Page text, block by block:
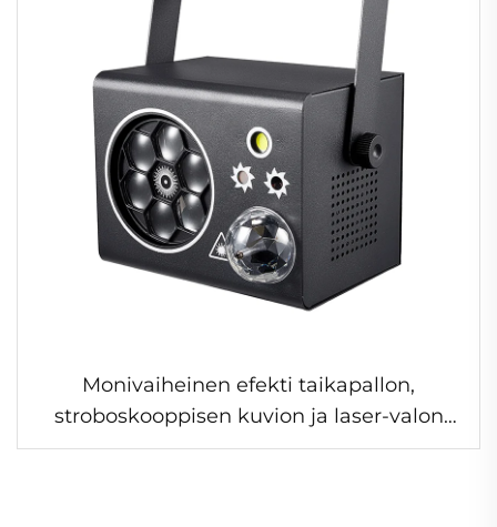
Monivaiheinen efekti taikapallon,
stroboskooppisen kuvion ja laser-valon
yhdistelmällä 4-in-1 mini-efektivalo